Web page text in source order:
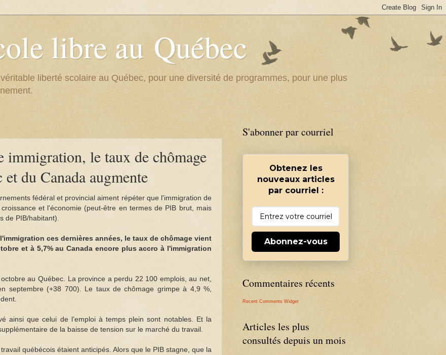
libre au Québec
liberté scolaire au Québec, pour une diversité de programmes, pour une plus
immigration, le taux de chômage
et du Canada augmente
fédéral et provincial aiment répéter que l'immigration de
et l'économie (peut-être en termes de PIB brut, mais
de PIB/habitant).
ces dernières années, le taux de chômage vient
et à 5,7% au Canada encore plus accro à l'immigration
au Québec. La province a perdu 22 100 emplois, au net,
septembre (+38 700). Le taux de chômage grimpe à 4,9 %,
ainsi que celui de l’emploi à temps plein sont notables. Et la
de la baisse de tension sur le marché du travail.
québécois étaient anticipés. Alors que le PIB stagne, que la
S'abonner par courriel
Obtenez les
nouveaux articles
par courriel :
Abonnez-vous
Commentaires récents
Recent Comments Widget
Articles les plus
consultés depuis un mois